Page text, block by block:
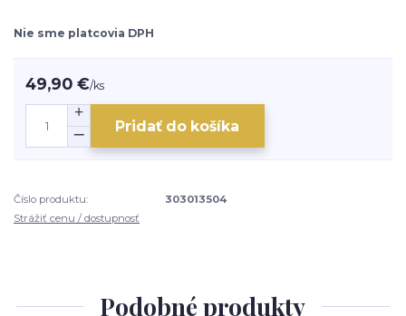
Nie sme platcovia DPH
49,90 €/ks
Pridať do košíka
Číslo produktu:
303013504
Strážiť cenu / dostupnosť
Podobné produkty